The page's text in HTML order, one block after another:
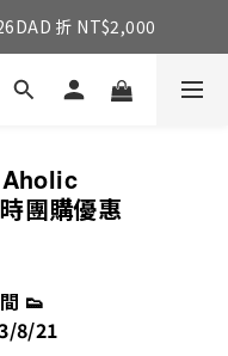
折 NT$2,000
團購優惠
👟
8/21